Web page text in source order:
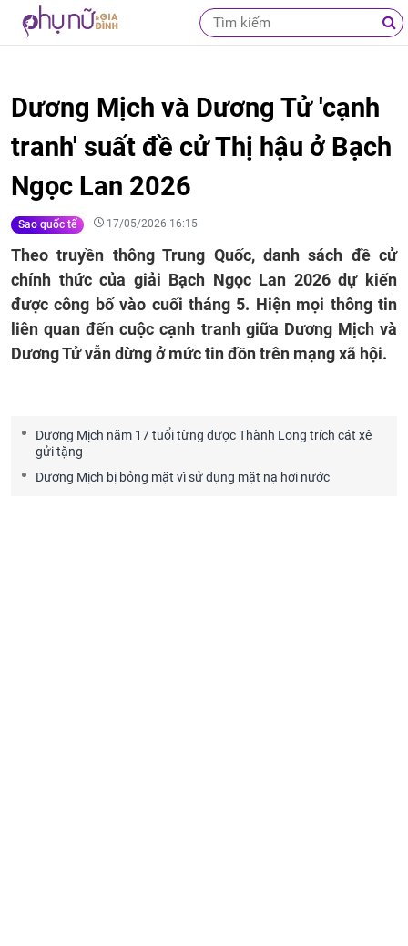
Dương Mịch và Dương Tử 'cạnh
tranh' suất đề cử Thị hậu ở Bạch
Ngọc Lan 2026
Sao quốc tế 17/05/2026 16:15
Theo truyền thông Trung Quốc, danh sách đề cử
chính thức của giải Bạch Ngọc Lan 2026 dự kiến
được công bố vào cuối tháng 5. Hiện mọi thông tin
liên quan đến cuộc cạnh tranh giữa Dương Mịch và
Dương Tử vẫn dừng ở mức tin đồn trên mạng xã hội.
Dương Mịch năm 17 tuổi từng được Thành Long trích cát xê
gửi tặng
Dương Mịch bị bỏng mặt vì sử dụng mặt nạ hơi nước